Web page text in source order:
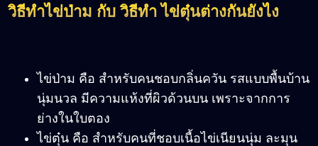
วิธีทำไข่ป่าม กับ วิธีทำ ไข่ตุ๋นต่างกันยังไง
ไข่ป่าม คือ สำหรับคนชอบกลิ่นควัน รสแบบพื้นบ้าน
นุ่มนวล มีความแห้งที่ผิวด้วนบน เพราะจากการ
ย่างในใบตอง
ไข่ตุ๋น คือ สำหรับคนที่ชอบเนื้อไข่เนียนนุ่ม ละมุน